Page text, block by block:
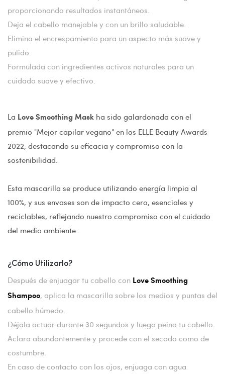
proporcionando resultados instantáneos.
Deja el cabello manejable y con un brillo saludable.
Elimina el encrespamiento para un aspecto más suave y
pulido.
Formulada con ingredientes activos naturales para un
cuidado suave y efectivo.
La Love Smoothing Mask ha sido galardonada con el
premio "Mejor capilar vegano" en los ELLE Beauty Awards
2022, destacando su eficacia y compromiso con la
sostenibilidad.
Esta mascarilla se produce utilizando energía limpia al
100%, y sus envases son de impacto cero, esenciales y
reciclables, reflejando nuestro compromiso con el cuidado
del medio ambiente.
¿Cómo Utilizarlo?
Después de enjuagar tu cabello con Love Smoothing
Shampoo, aplica la mascarilla sobre los medios y puntas del
cabello húmedo.
Déjala actuar durante 30 segundos y luego peina tu cabello.
Aclara abundantemente y procede con el secado como de
costumbre.
En caso de contacto con los ojos, enjuaga con agua